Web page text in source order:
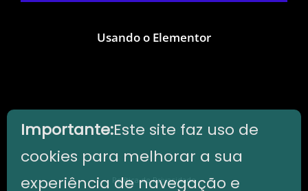
Usando o Elementor
Política de Privacidade
Importante:Este site faz uso de
cookies para melhorar a sua
experiência de navegação e